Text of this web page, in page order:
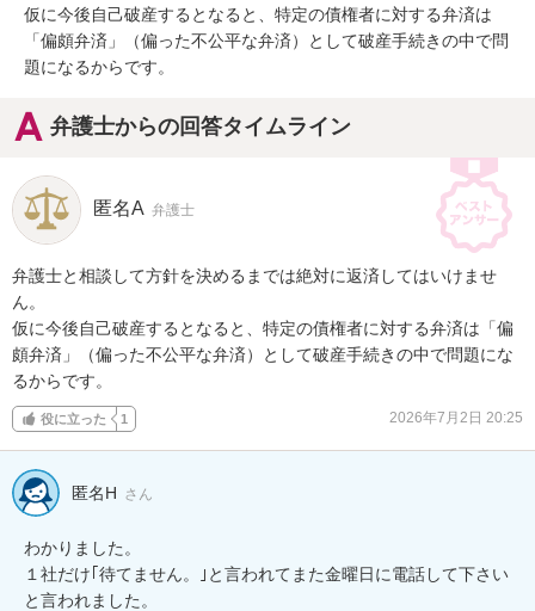
仮に今後自己破産するとなると、特定の債権者に対する弁済は
「偏頗弁済」（偏った不公平な弁済）として破産手続きの中で問
題になるからです。
弁護士からの回答タイムライン
匿名A 弁護士
弁護士と相談して方針を決めるまでは絶対に返済してはいけませ
ん。
仮に今後自己破産するとなると、特定の債権者に対する弁済は「偏
頗弁済」（偏った不公平な弁済）として破産手続きの中で問題にな
るからです。
役に立った 1 2026年7月2日 20:25
匿名H さん
わかりました。
１社だけ｢待てません。｣と言われてまた金曜日に電話して下さい
と言われました。